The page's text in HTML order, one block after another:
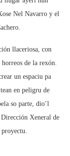
Nel Navarro y el
llaceriosa, con
de la rexón.
un espaciu pa
en peligru de
so parte, dio’l
Xeneral de